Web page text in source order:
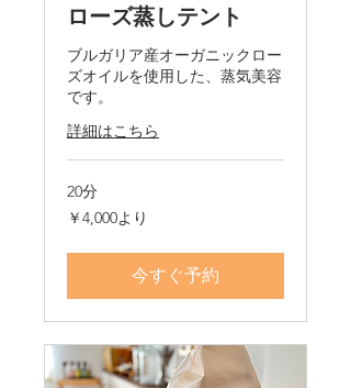
ローズ蒸しテント
ブルガリア産オーガニックロー
ズオイルを使用した、蒸気美容
です。
詳細はこちら
20分
4,000
円
り
￥4,000より
今すぐ予約